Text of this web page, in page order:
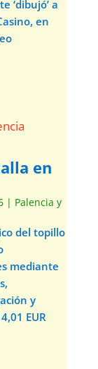
‘dibujó’ a
en
en
| Palencia y
del topillo
mediante
y
EUR